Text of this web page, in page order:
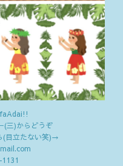
(三)からどうぞ
(目立たない笑)→